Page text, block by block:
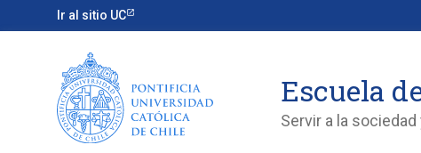
Ir al sitio UC
Escuela
Servir a la